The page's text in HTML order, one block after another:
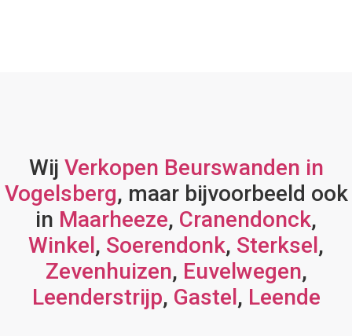
Wij Verkopen Beurswanden in
Vogelsberg, maar bijvoorbeeld ook
in Maarheeze, Cranendonck,
Winkel, Soerendonk, Sterksel,
Zevenhuizen, Euvelwegen,
Leenderstrijp, Gastel, Leende